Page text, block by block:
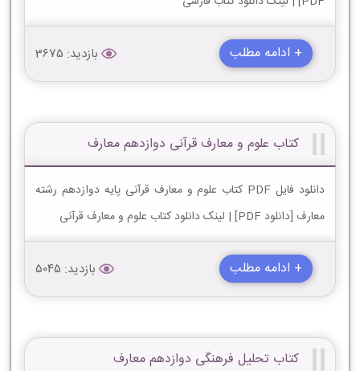
+ ادامه مطلب بازدید: 3675
کتاب علوم و معارف قرآنی دوازدهم معارف
دانلود فایل PDF کتاب علوم و معارف قرآنی پایه دوازدهم رشته
معارف [دانلود PDF] | لینک دانلود کتاب علوم و معارف قرآنی
+ ادامه مطلب بازدید: 5045
کتاب تحلیل فرهنگی دوازدهم معارف